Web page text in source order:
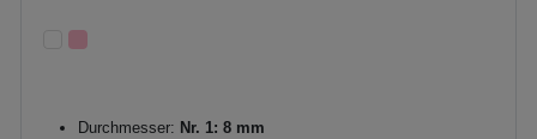
Durchmesser: Nr. 1: 8 mm